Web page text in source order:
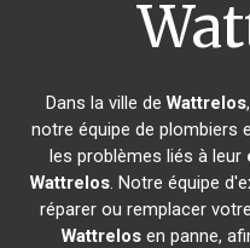
Dans la ville de Wattrelos
notre équipe de plombiers
les problèmes liés à leur
Wattrelos. Notre équipe
réparer ou remplacer votre
Wattrelos en panne,